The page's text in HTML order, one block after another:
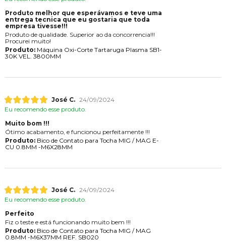
Produto melhor que esperávamos e teve uma
entrega tecnica que eu gostaria que toda
empresa tivesse!!!
Produto de qualidade. Superior ao da concorrencia!!!
Procurei muito!
Produto:Máquina Oxi-Corte Tartaruga Plasma SB1-
30K VEL. 3800MM
José C. 24/09/2024
Eu recomendo esse produto.
Muito bom !!!
Ótimo acabamento, e funcionou perfeitamente !!!
Produto:Bico de Contato para Tocha MIG / MAG E-
CU 0.8MM -M6X28MM
José C. 24/09/2024
Eu recomendo esse produto.
Perfeito
Fiz o teste e está funcionando muito bem !!!
Produto:Bico de Contato para Tocha MIG / MAG
0.8MM -M6X37MM REF. SB020